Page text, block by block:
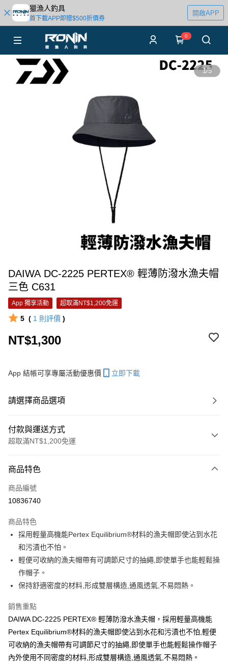
獵漁人釣具
首下載APP即贈$500折價券
開啟APP
0
1/5
DAIWA DC-2225 PERTEX® 輕薄防潑水漁夫帽
三色 C631
App 獨享活動 超取滿NT$1,200免運
5 ( 1 則評價 )
NT$1,300
App 結帳可享專屬活動優惠價 立即下載
請選擇商品選項
付款與運送方式
超取滿NT$1,200免運
信用卡一次付款
信用卡分期付款
合作金庫商業銀行
華南商業銀行
彰化商業銀行
上海商業儲蓄銀行
國泰世華商業銀行
兆豐國際商業銀行
臺灣中小企業銀行
匯豐（台灣）商業銀行
華泰商業銀行
聯邦商業銀行
遠東國際商業銀行
元大商業銀行
台新國際商業銀行
中國信託商業銀行
台灣樂天信用卡公司
超商取貨付款
Apple Pay
街口支付
悠遊付
大哥付你分期
相關說明
【大哥付你分期使用說明】
2.付款方式選擇「大哥付你分期」，訂單成立後會自動跳轉到大哥付的交易
流程，驗證手機門號後，選擇欲分期的期數、繳款截止日，確認付款後即完
AFTEE先享後付
相關說明
【關於「AFTEE先享後付」】
商品特色
商品編號
10836740
商品特色
採用輕量高機能Pertex Equilibrium®材料的漁夫帽即使沾到水花
和污漬也不怕。
輕便可收納的漁夫帽帶有可調節尺寸的抽繩,即使單手也能輕鬆操
作帽子。
保持舒適密度的材料,形成雙層構造,通風透氣,不易悶熱。
銷售重點
DAIWA DC-2225 PERTEX® 輕薄防潑水漁夫帽，採用輕量高機能
Pertex Equilibrium®材料的漁夫帽即使沾到水花和污漬也不怕,輕便
可收納的漁夫帽帶有可調節尺寸的抽繩,即使單手也能輕鬆操作帽子
內外使用不同密度的材料,形成雙層構造,通風透氣,不易悶熱。